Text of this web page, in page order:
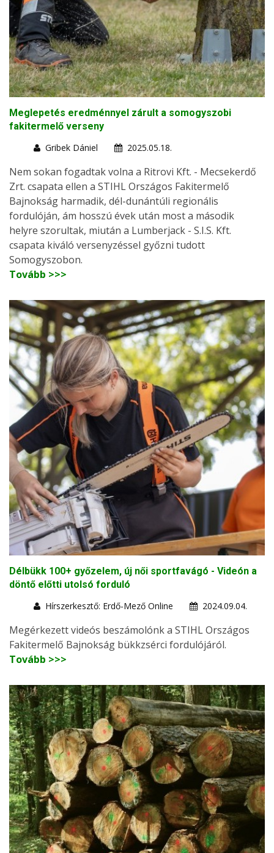
Meglepetés eredménnyel zárult a somogyszobi
fakitermelő verseny
Gribek Dániel
2025.05.18.
Nem sokan fogadtak volna a Ritrovi Kft. - Mecsekerdő
Zrt. csapata ellen a STIHL Országos Fakitermelő
Bajnokság harmadik, dél-dunántúli regionális
fordulóján, ám hosszú évek után most a második
helyre szorultak, miután a Lumberjack - S.I.S. Kft.
csapata kiváló versenyzéssel győzni tudott
Somogyszobon.
Tovább >>>
Délbükk 100+ győzelem, új női sportfavágó - Videón a
döntő előtti utolsó forduló
Hírszerkesztő: Erdő-Mező Online
2024.09.04.
Megérkezett videós beszámolónk a STIHL Országos
Fakitermelő Bajnokság bükkzsérci fordulójáról.
Tovább >>>